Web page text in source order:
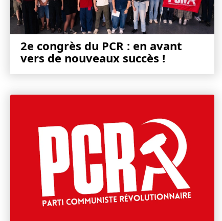
2e congrès du PCR : en avant
vers de nouveaux succès !